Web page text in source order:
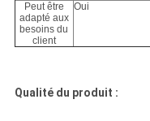
Peut être
adapté aux
besoins du
client
Oui
Qualité du produit :